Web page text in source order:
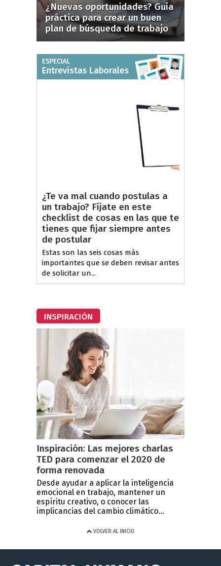
¿Nuevas oportunidades? Guía
práctica para crear un buen
plan de búsqueda de trabajo
ESPECIAL
Entrevistas Laborales
¿Te va mal cuando postulas a
un trabajo? Fíjate en este
checklist de cosas en las que te
tienes que fijar siempre antes
de postular
Estas son las seis cosas más
importantes que se deben revisar antes
de solicitar un...
INSPIRACIÓN
Inspiración: Las mejores charlas
TED para comenzar el 2020 de
forma renovada
Desde ayudar a aplicar la inteligencia
emocional en trabajo, mantener un
espíritu creativo, o conocer las
implicancias del cambio climático...
VOLVER AL INICIO